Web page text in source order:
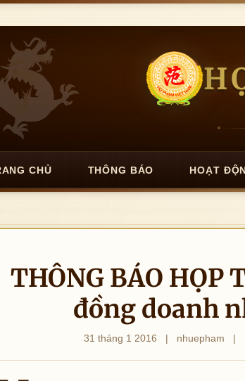
CHỦ THÔNG BÁO HOẠT
THÔNG BÁO
đồng doanh
31 tháng 1 2016 | nhuepham |